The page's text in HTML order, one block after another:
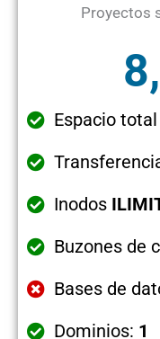
Proyectos
Espacio
Inodos
Buzones de
Bases de
Dominios: 1